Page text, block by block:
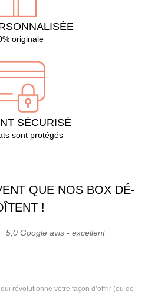
originale
SÉCURISÉ
sont protégés
QUE NOS BOX DÉ-
!
5,0 Google avis - excellent
révolutionne votre façon d’offrir (ou de